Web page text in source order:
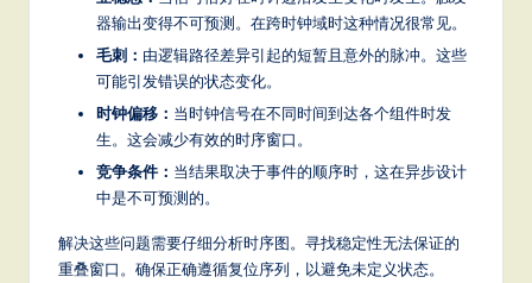
器输出变得不可预测。在跨时钟域时这种情况很常见。
毛刺： 由逻辑路径差异引起的短暂且意外的脉冲。这些
可能引发错误的状态变化。
时钟偏移： 当时钟信号在不同时间到达各个组件时发
生。这会减少有效的时序窗口。
竞争条件： 当结果取决于事件的顺序时，这在异步设计
中是不可预测的。
解决这些问题需要仔细分析时序图。寻找稳定性无法保证的
重叠窗口。确保正确遵循复位序列，以避免未定义状态。